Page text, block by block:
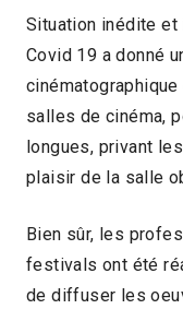
Situation inédite et
Covid 19 a donné
salles de cinéma,
longues, privant
plaisir de la salle
Bien sûr, les
festivals ont été
de diffuser les